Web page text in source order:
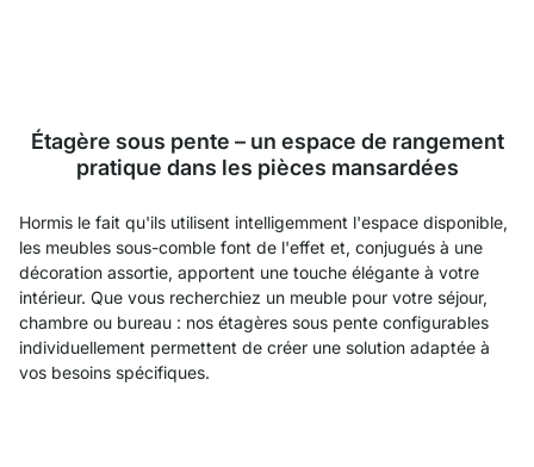
Étagère sous pente – un espace de rangement
pratique dans les pièces mansardées
Hormis le fait qu'ils utilisent intelligemment l'espace disponible,
les meubles sous-comble font de l'effet et, conjugués à une
décoration assortie, apportent une touche élégante à votre
intérieur. Que vous recherchiez un meuble pour votre séjour,
chambre ou bureau : nos étagères sous pente configurables
individuellement permettent de créer une solution adaptée à
vos besoins spécifiques.